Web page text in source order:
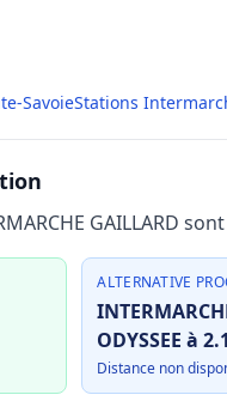
SavoieStations
GAILLARD sont
ALTERNATIVE
ODYSSEE à
Distance non